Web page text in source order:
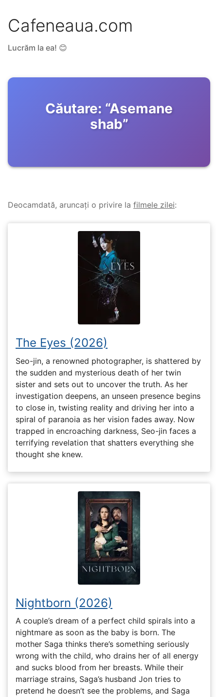
Cafeneaua.com
Lucrăm la ea! 😊
Căutare: “Asemane
shab”
Deocamdată, aruncați o privire la filmele zilei:
The Eyes (2026)
Seo-jin, a renowned photographer, is shattered by
the sudden and mysterious death of her twin
sister and sets out to uncover the truth. As her
investigation deepens, an unseen presence begins
to close in, twisting reality and driving her into a
spiral of paranoia as her vision fades away. Now
trapped in encroaching darkness, Seo-jin faces a
terrifying revelation that shatters everything she
thought she knew.
Nightborn (2026)
A couple’s dream of a perfect child spirals into a
nightmare as soon as the baby is born. The
mother Saga thinks there’s something seriously
wrong with the child, who drains her of all energy
and sucks blood from her breasts. While their
marriage strains, Saga’s husband Jon tries to
pretend he doesn’t see the problems, and Saga